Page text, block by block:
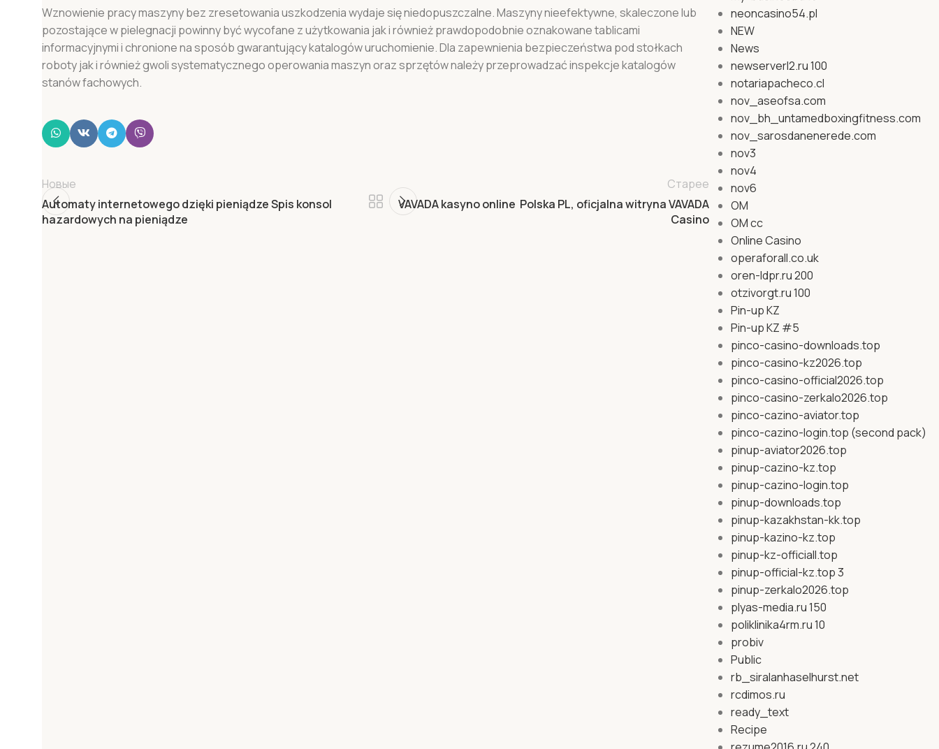
Wznowienie pracy maszyny bez zresetowania uszkodzenia wydaje się niedopuszczalne. Maszyny nieefektywne, skaleczone lub
pozostające w pielegnacji powinny być wycofane z użytkowania jak i również prawdopodobnie oznakowane tablicami
informacyjnymi i chronione na sposób gwarantujący katalogów uruchomienie. Dla zapewnienia bezpieczeństwa pod stołkach
roboty jak i również gwoli systematycznego operowania maszyn oraz sprzętów należy przeprowadzać inspekcje katalogów
stanów fachowych.
Новые
Automaty internetowego dzięki pieniądze Spis konsol
hazardowych na pieniądze
Старее
VAVADA kasyno online ️ Polska PL, oficjalna witryna VAVADA
Casino
neoncasino54.pl
NEW
News
newserverl2.ru 100
notariapacheco.cl
nov_aseofsa.com
nov_bh_untamedboxingfitness.com
nov_sarosdanenerede.com
nov3
nov4
nov6
OM
OM cc
Online Casino
operaforall.co.uk
oren-ldpr.ru 200
otzivorgt.ru 100
Pin-up KZ
Pin-up KZ #5
pinco-casino-downloads.top
pinco-casino-kz2026.top
pinco-casino-official2026.top
pinco-casino-zerkalo2026.top
pinco-cazino-aviator.top
pinco-cazino-login.top (second pack)
pinup-aviator2026.top
pinup-cazino-kz.top
pinup-cazino-login.top
pinup-downloads.top
pinup-kazakhstan-kk.top
pinup-kazino-kz.top
pinup-kz-officiall.top
pinup-official-kz.top 3
pinup-zerkalo2026.top
plyas-media.ru 150
poliklinika4rm.ru 10
probiv
Public
rb_siralanhaselhurst.net
rcdimos.ru
ready_text
Recipe